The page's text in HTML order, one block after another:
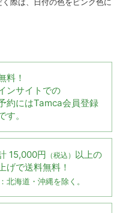
際は、日付の色をピンク色に
料！
ンサイトでの
約にはTamca会員登録
す。
15,000円 （税込） 以上の
げで送料無料！
北海道・沖縄を除く。